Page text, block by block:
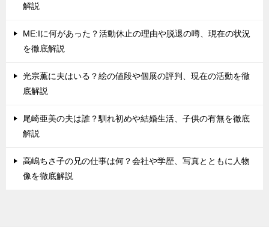
解説
ME:Iに何があった？活動休止の理由や脱退の噂、現在の状況
を徹底解説
光宗薫に夫はいる？絵の値段や個展の評判、現在の活動を徹
底解説
尾崎亜美の夫は誰？馴れ初めや結婚生活、子供の有無を徹底
解説
高嶋ちさ子の兄の仕事は何？会社や学歴、写真とともに人物
像を徹底解説